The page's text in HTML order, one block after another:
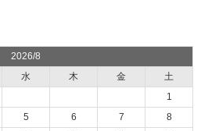
2026/8
水 木 金
土
1
5 6 7
8